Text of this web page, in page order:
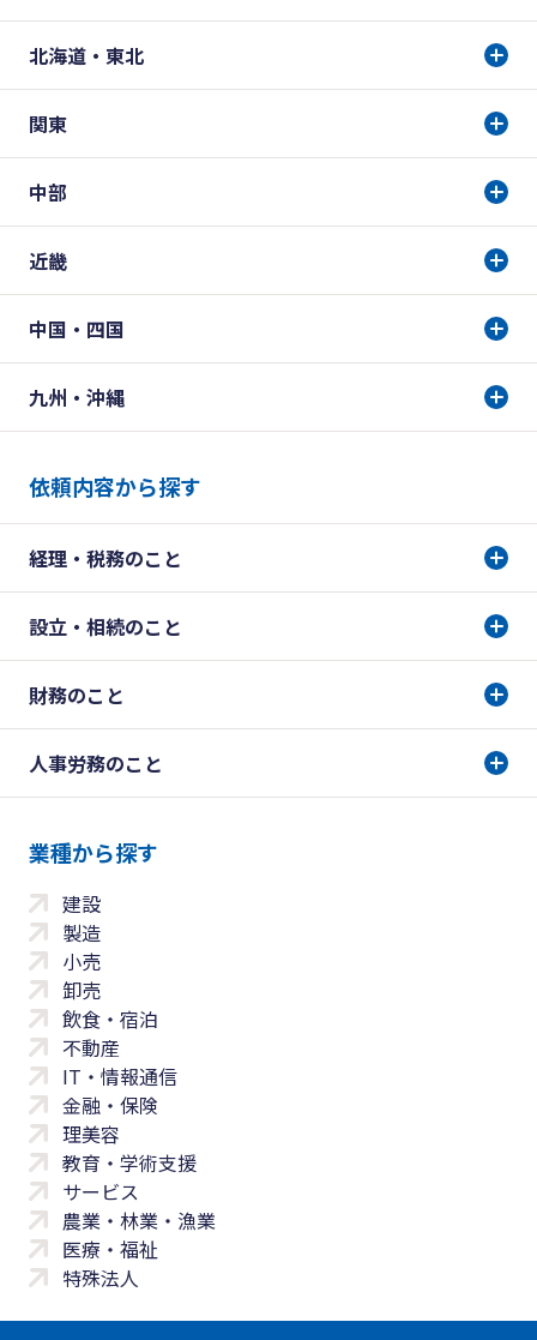
北海道・東北
関東
中部
近畿
中国・四国
九州・沖縄
依頼内容から探す
経理・税務のこと
設立・相続のこと
財務のこと
人事労務のこと
業種から探す
建設
製造
小売
卸売
飲食・宿泊
不動産
IT・情報通信
金融・保険
理美容
教育・学術支援
サービス
農業・林業・漁業
医療・福祉
特殊法人